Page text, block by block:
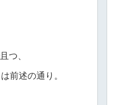
つ、
前述の通り。